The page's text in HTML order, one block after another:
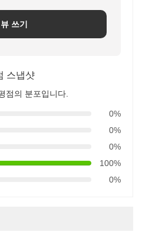
쓰기
스냅샷
점의 분포입니다.
0%
0%
0%
100%
0%